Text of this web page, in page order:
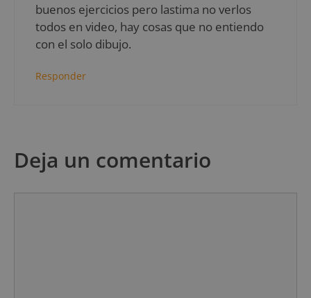
buenos ejercicios pero lastima no verlos
todos en video, hay cosas que no entiendo
con el solo dibujo.
Responder
Deja un comentario